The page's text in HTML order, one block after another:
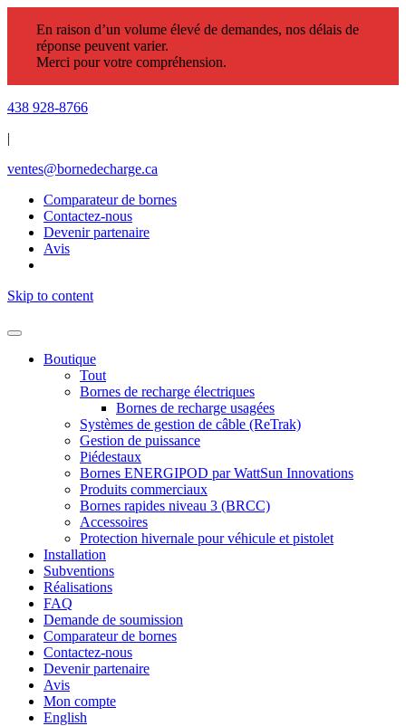
En raison d’un volume élevé de demandes, nos délais de
réponse peuvent varier.
Merci pour votre compréhension.
438 928-8766
|
ventes@bornedecharge.ca
Comparateur de bornes
Contactez-nous
Devenir partenaire
Avis
Skip to content
Boutique
Tout
Bornes de recharge électriques
Bornes de recharge usagées
Systèmes de gestion de câble (ReTrak)
Gestion de puissance
Piédestaux
Bornes ENERGIPOD par WattSun Innovations
Produits commerciaux
Bornes rapides niveau 3 (BRCC)
Accessoires
Protection hivernale pour véhicule et pistolet
Installation
Subventions
Réalisations
FAQ
Demande de soumission
Comparateur de bornes
Contactez-nous
Devenir partenaire
Avis
Mon compte
English